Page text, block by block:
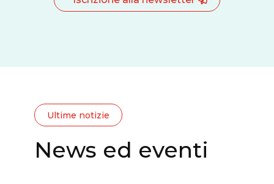
Ultime notizie
News ed eventi